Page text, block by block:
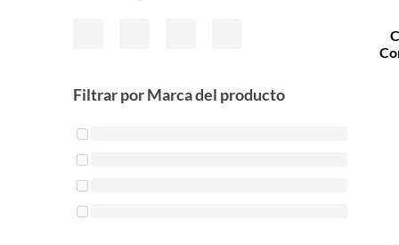
Filtrar por Marca del producto